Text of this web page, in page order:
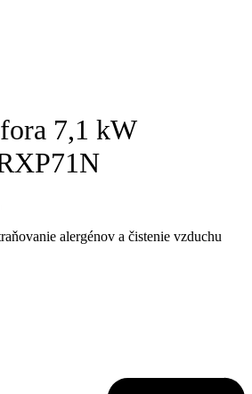
7,1 kW
alergénov a čistenie vzduchu